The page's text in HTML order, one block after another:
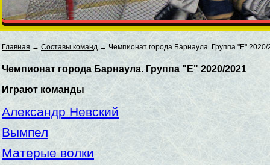
Главная → Составы команд → Чемпионат города Барнаула. Группа "E" 2020/
Чемпионат города Барнаула. Группа "E" 2020/2021
Играют команды
Александр Невский
Вымпел
Матерые волки